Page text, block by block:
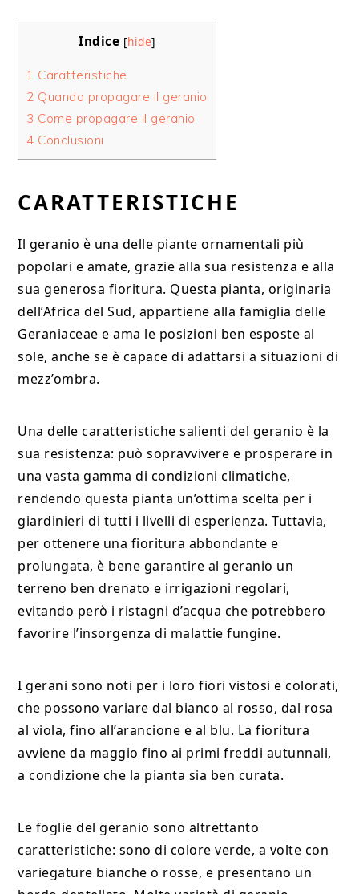
Indice [hide]
1 Caratteristiche
2 Quando propagare il geranio
3 Come propagare il geranio
4 Conclusioni
CARATTERISTICHE
Il geranio è una delle piante ornamentali più
popolari e amate, grazie alla sua resistenza e alla
sua generosa fioritura. Questa pianta, originaria
dell’Africa del Sud, appartiene alla famiglia delle
Geraniaceae e ama le posizioni ben esposte al
sole, anche se è capace di adattarsi a situazioni di
mezz’ombra.
Una delle caratteristiche salienti del geranio è la
sua resistenza: può sopravvivere e prosperare in
una vasta gamma di condizioni climatiche,
rendendo questa pianta un’ottima scelta per i
giardinieri di tutti i livelli di esperienza. Tuttavia,
per ottenere una fioritura abbondante e
prolungata, è bene garantire al geranio un
terreno ben drenato e irrigazioni regolari,
evitando però i ristagni d’acqua che potrebbero
favorire l’insorgenza di malattie fungine.
I gerani sono noti per i loro fiori vistosi e colorati,
che possono variare dal bianco al rosso, dal rosa
al viola, fino all’arancione e al blu. La fioritura
avviene da maggio fino ai primi freddi autunnali,
a condizione che la pianta sia ben curata.
Le foglie del geranio sono altrettanto
caratteristiche: sono di colore verde, a volte con
variegature bianche o rosse, e presentano un